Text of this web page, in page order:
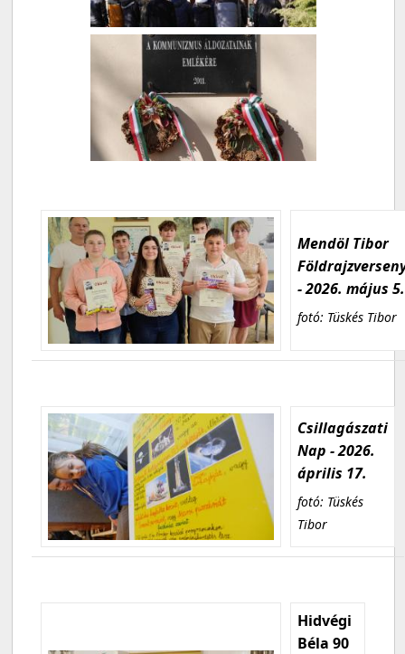
Mendöl Tibor
- 2026. május 5.
fotó: Tüskés Tibor
Csillagászati
Nap - 2026.
április 17.
fotó: Tüskés
Tibor
Hidvégi
Béla 90